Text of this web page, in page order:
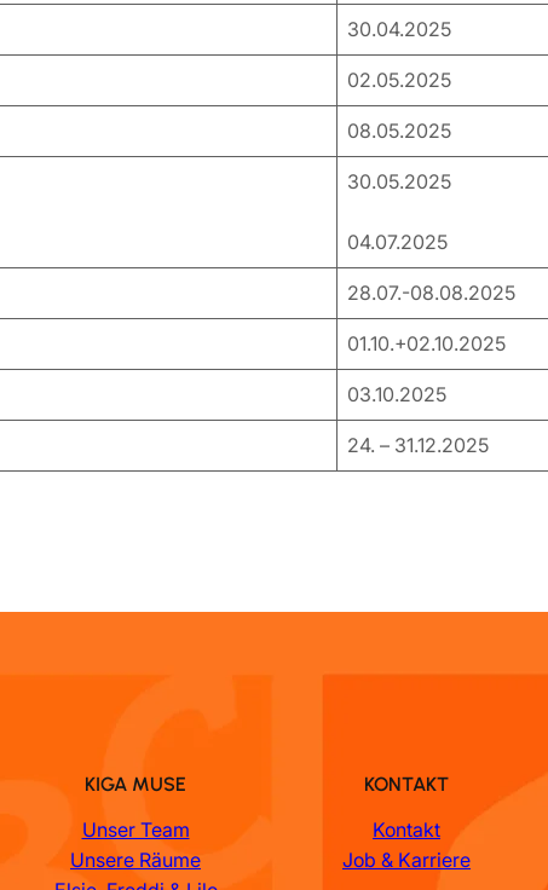
30.04.2025
02.05.2025
08.05.2025
30.05.2025
04.07.2025
28.07.-08.08.2025
01.10.+02.10.2025
03.10.2025
24. – 31.12.2025
KIGA MUSE
Unser Team
Unsere Räume
KONTAKT
Kontakt
Job & Karriere